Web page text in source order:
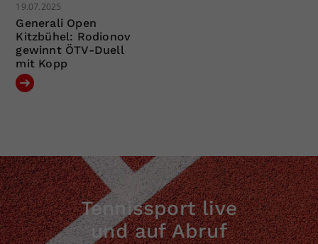
19.07.2025
Generali Open
Kitzbühel: Rodionov
gewinnt ÖTV-Duell
mit Kopp
Tennissport live
und auf Abruf